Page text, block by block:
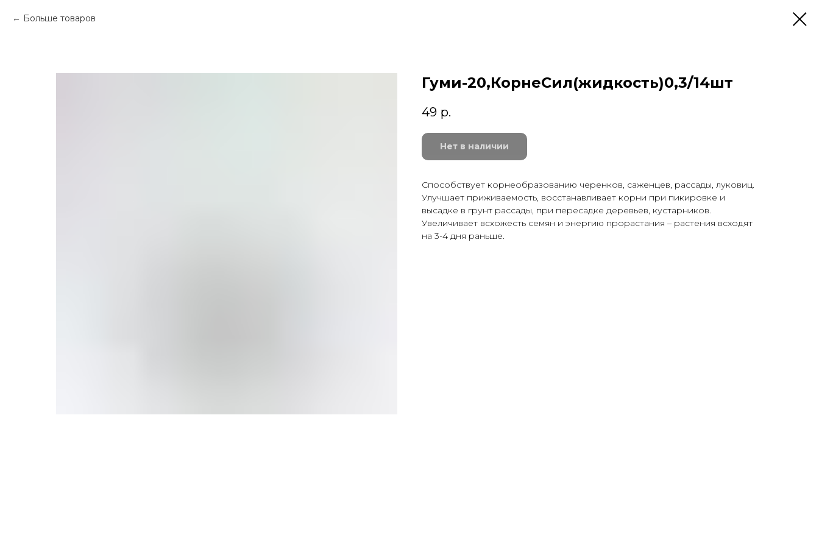
Больше товаров
Гуми-20,КорнеСил(жидкость)0,3/14шт
49 р.
Нет в наличии
Способствует корнеобразованию черенков, саженцев, рассады, луковиц.
Улучшает приживаемость, восстанавливает корни при пикировке и
высадке в грунт рассады, при пересадке деревьев, кустарников.
Увеличивает всхожесть семян и энергию прорастания – растения всходят
на 3-4 дня раньше.